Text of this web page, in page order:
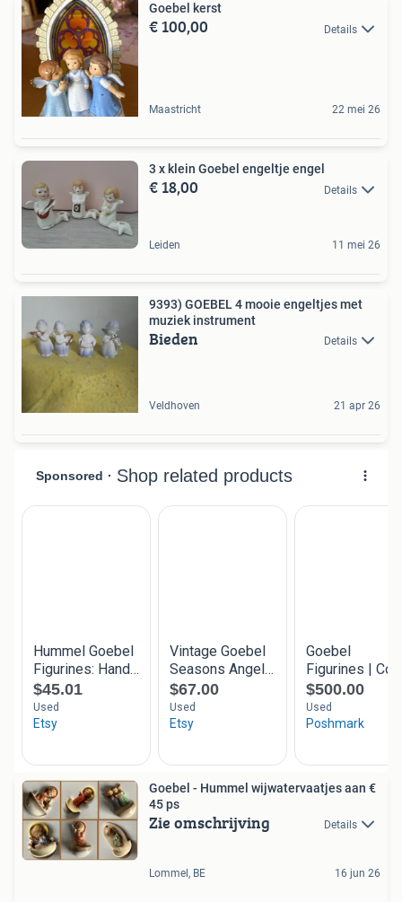
Goebel kerst
€ 100,00 Details
Maastricht 22 mei 26
3 x klein Goebel engeltje engel
€ 18,00 Details
Leiden 11 mei 26
9393) GOEBEL 4 mooie engeltjes met
muziek instrument
Bieden Details
Veldhoven 21 apr 26
Goebel - Hummel wijwatervaatjes aan €
45 ps
Zie omschrijving Details
Lommel, BE 16 jun 26